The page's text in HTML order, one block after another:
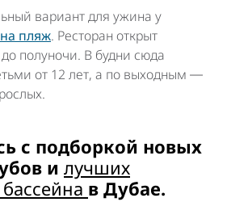
вариант для ужина у
пляж. Ресторан открыт
полуночи. В будни сюда
от 12 лет, а по выходным ―
с подборкой новых
и лучших
в Дубае.